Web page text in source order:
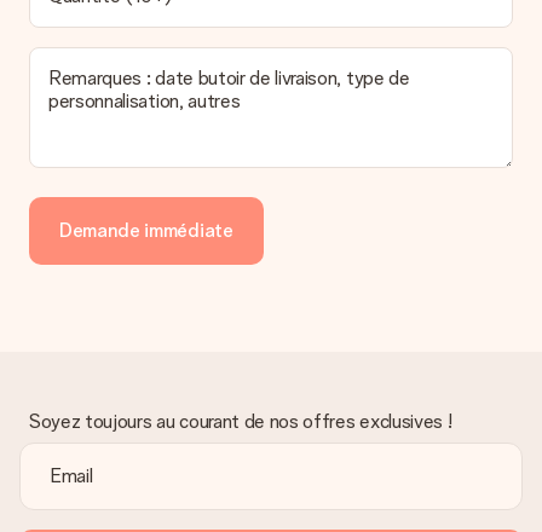
Remarques : date butoir de livraison, type de
personnalisation, autres
Demande immédiate
Soyez toujours au courant de nos offres exclusives !